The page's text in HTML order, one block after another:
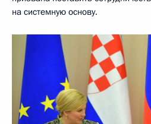
на системную основу.